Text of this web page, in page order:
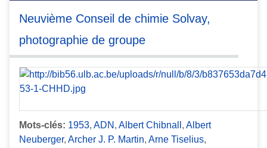
Neuvième Conseil de chimie Solvay,
photographie de groupe
Mots-clés: 1953, ADN , Albert Chibnall , Albert
Neuberger, Archer J. P. Martin, Arne Tiselius,